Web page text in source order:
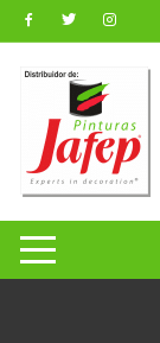
Saltar
al
contenido